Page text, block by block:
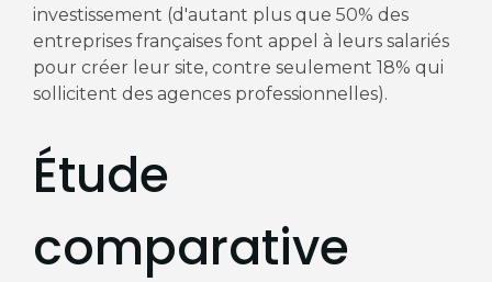
investissement (d'autant plus que 50% des
entreprises françaises font appel à leurs salariés
pour créer leur site, contre seulement 18% qui
sollicitent des agences professionnelles).
Étude
comparative